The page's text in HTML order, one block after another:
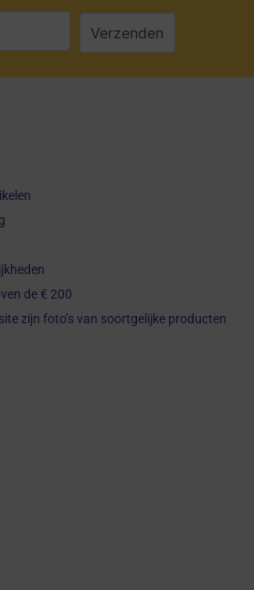
de € 200
zijn foto’s van soortgelijke producten